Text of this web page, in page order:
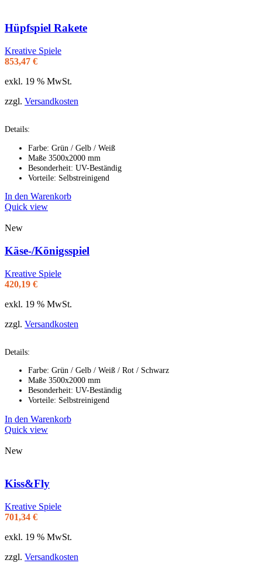
Hüpfspiel Rakete
Kreative Spiele
853,47 €
exkl. 19 % MwSt.
zzgl. Versandkosten
Details:
Farbe: Grün / Gelb / Weiß
Maße 3500x2000 mm
Besonderheit: UV-Beständig
Vorteile: Selbstreinigend
In den Warenkorb
Quick view
New
Käse-/Königsspiel
Kreative Spiele
420,19 €
exkl. 19 % MwSt.
zzgl. Versandkosten
Details:
Farbe: Grün / Gelb / Weiß / Rot / Schwarz
Maße 3500x2000 mm
Besonderheit: UV-Beständig
Vorteile: Selbstreinigend
In den Warenkorb
Quick view
New
Kiss&Fly
Kreative Spiele
701,34 €
exkl. 19 % MwSt.
zzgl. Versandkosten